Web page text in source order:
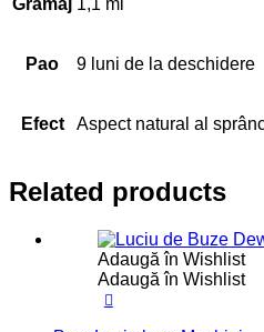
Pao 9 luni de la deschidere
Efect Aspect natural al
Related products
Adaugă în Wishlist
Adaugă în Wishlist